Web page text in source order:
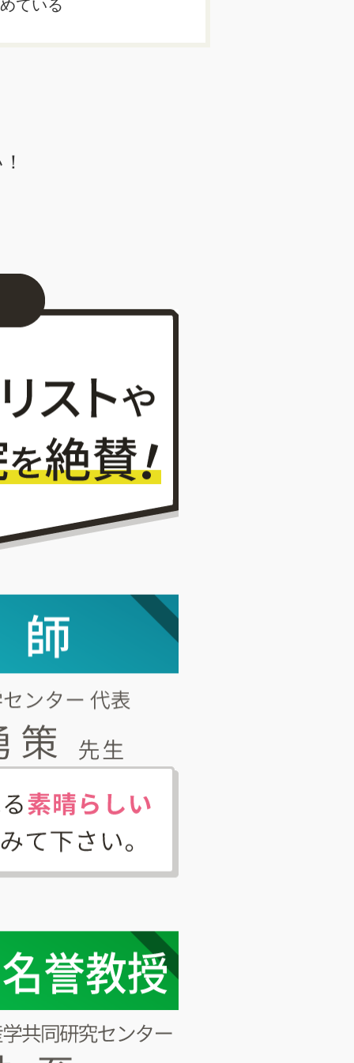
ている